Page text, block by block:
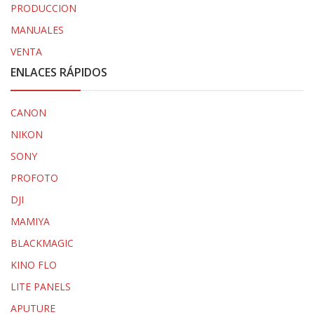
PRODUCCION
MANUALES
VENTA
ENLACES RÁPIDOS
CANON
NIKON
SONY
PROFOTO
DJI
MAMIYA
BLACKMAGIC
KINO FLO
LITE PANELS
APUTURE